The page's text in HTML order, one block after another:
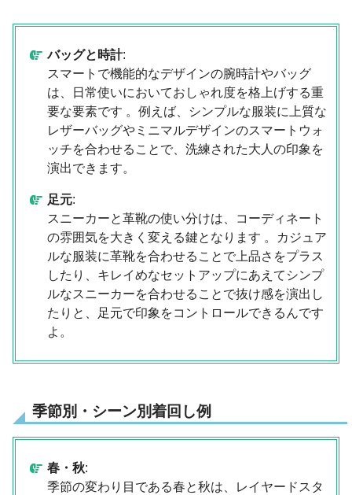
バッグと時計:
スマートで機能的なデザインの腕時計やバッグ
は、日常使いにおいておしゃれ度を格上げする重
要な要素です 。例えば、シンプルな服装に上質な
レザーバッグやミニマルデザインのスマートウォ
ッチを合わせることで、洗練された大人の印象を
演出できます。
足元:
スニーカーと革靴の使い分けは、コーディネート
の雰囲気を大きく変える鍵となります 。カジュア
ルな服装に革靴を合わせることで上品さをプラス
したり、キレイめなセットアップにあえてシンプ
ルなスニーカーを合わせることで抜け感を演出し
たりと、足元で印象をコントロールできるんです
よ。
季節別・シーン別着回し例
春・秋:
季節の変わり目である春と秋は、レイヤードスタ